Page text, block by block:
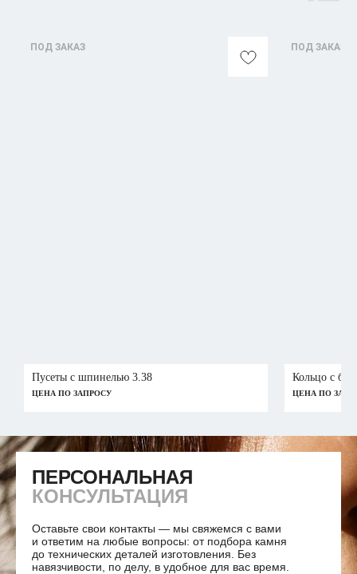
ПОД ЗАКАЗ
Пусеты с шпинелью 3.38
ЦЕНА ПО ЗАПРОСУ
ПОД ЗАКАЗ
Кольцо с
ЦЕНА ПО
ПЕРСОНАЛЬНАЯ
КОНСУЛЬТАЦИЯ
ПЕРСОНАЛЬНАЯ
Оставьте свои контакты — мы свяжемся с вами
и ответим на любые вопросы: от подбора камня
до технических деталей изготовления. Без
навязчивости, по делу, в удобное для вас время.